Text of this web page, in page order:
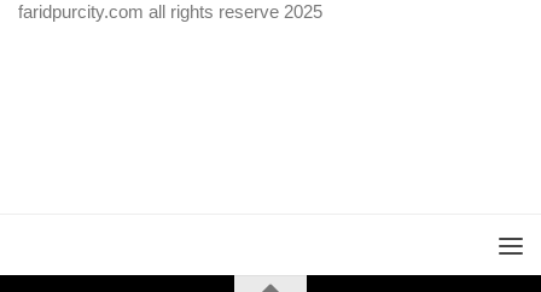
faridpurcity.com all rights reserve 2025